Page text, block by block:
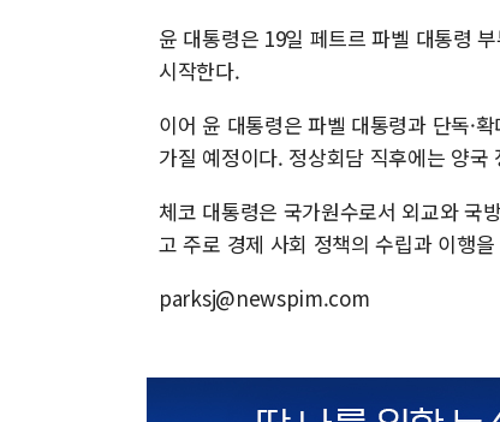
윤 대통령은 19일 페트르 파벨 대통령
시작한다.
이어 윤 대통령은 파벨 대통령과 단독·
가질 예정이다. 정상회담 직후에는 양
체코 대통령은 국가원수로서 외교와 국
고 주로 경제 사회 정책의 수립과 이행
parksj@newspim.com